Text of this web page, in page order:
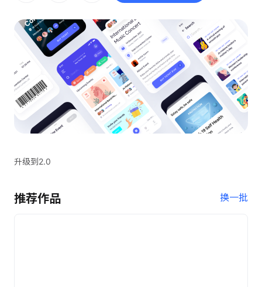
升级到2.0
推荐作品 换一批